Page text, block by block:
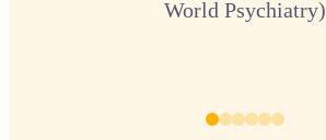
World Psychiatry)